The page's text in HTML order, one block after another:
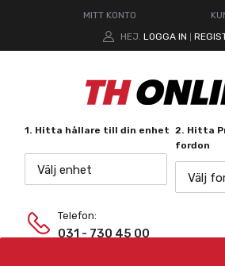
MITT KONTO
HEJ. LOGGA IN
1. Hitta hållare till din enhet
Välj enhet
2. Hitta
fordon
Välj
Telefon:
031 - 730 45 00